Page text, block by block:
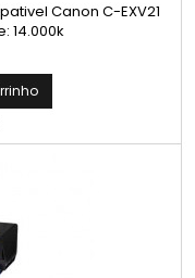
Canon C-EXV21
14.000k